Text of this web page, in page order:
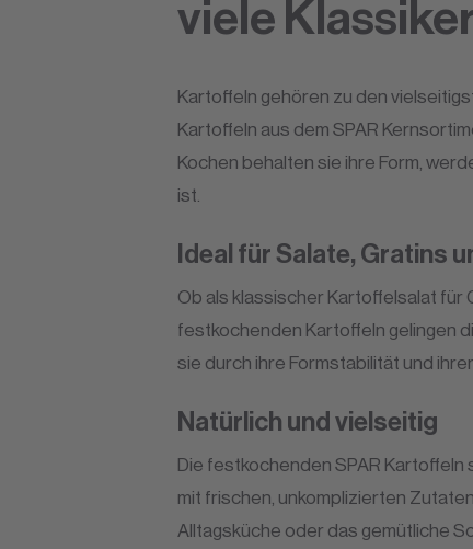
viele
Kartoffeln gehören zu den
Kartoffeln aus dem SPAR
Kochen behalten sie ihre Form,
ist.
Ideal für Salate, Gratins
Ob als klassischer Kartoffelsalat für
festkochenden Kartoffeln gelingen
sie durch ihre Formstabilität und
Natürlich und vielseitig
Die festkochenden SPAR Kartoffeln
mit frischen, unkomplizierten
Alltagsküche oder das gemütliche